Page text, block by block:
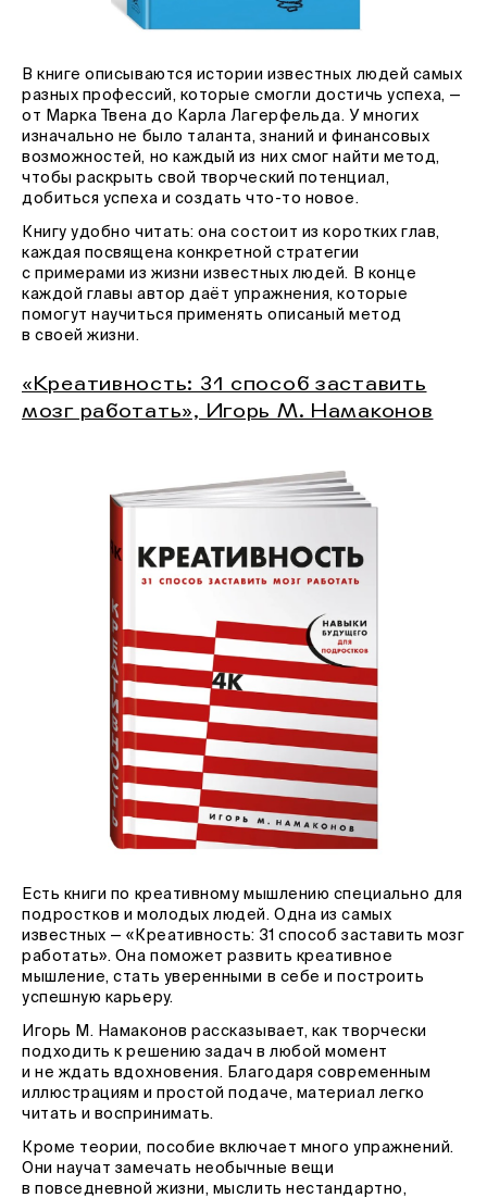
В книге описываются истории известных людей самых
разных профессий, которые смогли достичь успеха, —
от Марка Твена до Карла Лагерфельда. У многих
изначально не было таланта, знаний и финансовых
возможностей, но каждый из них смог найти метод,
чтобы раскрыть свой творческий потенциал,
добиться успеха и создать что-то новое.
Книгу удобно читать: она состоит из коротких глав,
каждая посвящена конкретной стратегии
с примерами из жизни известных людей. В конце
каждой главы автор даёт упражнения, которые
помогут научиться применять описаный метод
в своей жизни.
«Креативность: 31 способ заставить
мозг работать», Игорь М. Намаконов
Есть книги по креативному мышлению специально для
подростков и молодых людей. Одна из самых
известных — «Креативность: 31 способ заставить мозг
работать». Она поможет развить креативное
мышление, стать уверенными в себе и построить
успешную карьеру.
Игорь М. Намаконов рассказывает, как творчески
подходить к решению задач в любой момент
и не ждать вдохновения. Благодаря современным
иллюстрациям и простой подаче, материал легко
читать и воспринимать.
Кроме теории, пособие включает много упражнений.
Они научат замечать необычные вещи
в повседневной жизни, мыслить нестандартно,